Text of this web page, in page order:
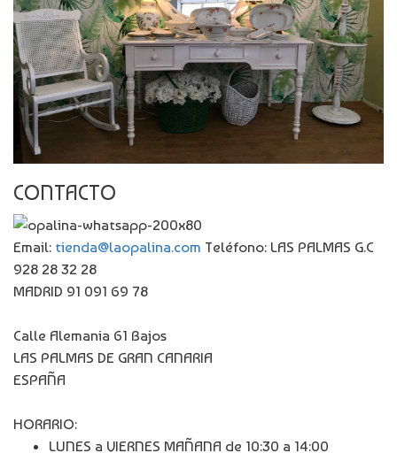
CONTACTO
Email: tienda@laopalina.com Teléfono: LAS PALMAS G.C
928 28 32 28
MADRID 91 091 69 78
Calle Alemania 61 Bajos
LAS PALMAS DE GRAN CANARIA
ESPAÑA
HORARIO:
LUNES a VIERNES MAÑANA de 10:30 a 14:00